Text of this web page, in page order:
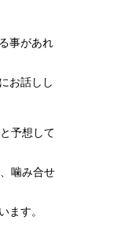
事があれ
お話しし
予想して
噛み合せ
ます。